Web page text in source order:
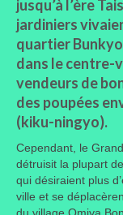
Flore et
Flore
Vivaces
Faune
jusqu’à l’ère
jardiniers
quartier
dans le centre-
vendeurs de
des poupées
(kiku-ningyo).
Cependant, le
détruisit la plupart
qui désiraient plus
ville et se